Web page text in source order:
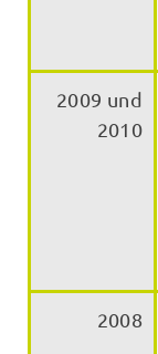
2009 und
2010
2008